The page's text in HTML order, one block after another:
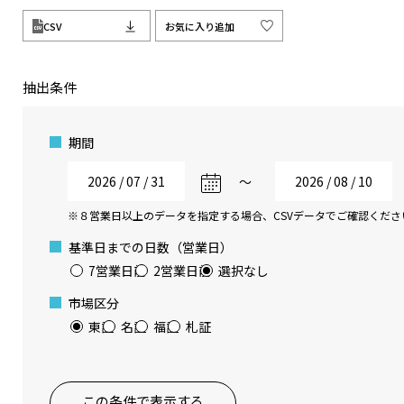
CSV お気に入り追加
抽出条件
期間
〜
※８営業日以上のデータを指定する場合、CSVデータでご確認くださ
基準日までの日数（営業日）
7営業日前 2営業日前 選択なし
市場区分
東証 名証 福証 札証